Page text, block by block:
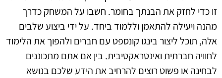
זו כדי לחזק את הבנתך בחומר. חשבו על המשחק כדרך
מהנה ויעילה להתאמן וללמוד ביחד. על ידי ביצוע שלבים
אלה, תוכל ליצור בינגו קונספט עם חברים ולהפוך את הלימוד
לחוויה חברתית ואינטראקטיבית. בין אם אתם מתכוננים
לבחינה או פשוט רוצים להרחיב את הידע שלכם בנושא